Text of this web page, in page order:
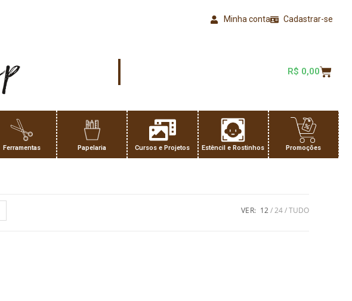
Cadastrar-se
Minha conta
R$ 0,00
Ferramentas Papelaria Cursos e Projetos Estêncil e Rostinhos Promoções
VER: 12 24 TUDO